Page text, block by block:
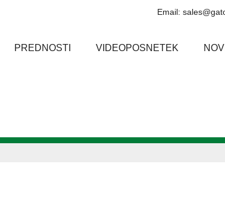
Email:
PREDNOSTI VIDEOPOSNETEK